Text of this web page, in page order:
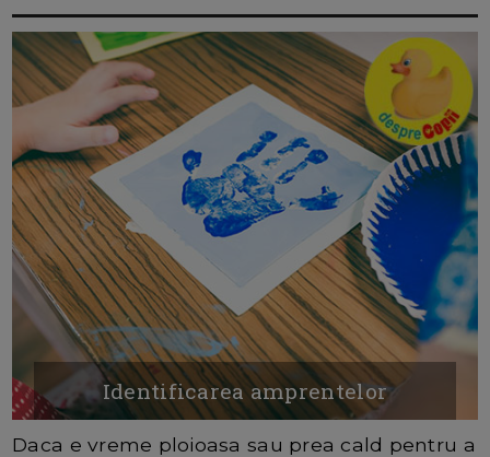
Identificarea amprentelor
Daca e vreme ploioasa sau prea cald pentru a